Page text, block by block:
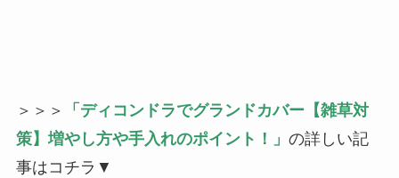
＞＞＞
「ディコンドラでグランドカバー【雑草対
策】増やし方や手入れのポイント！」 の詳しい記
事はコチラ▼